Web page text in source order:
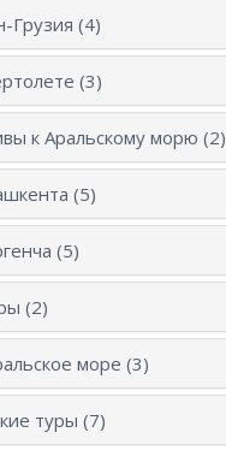
Грузия (4)
(3)
к Аральскому морю (2)
(5)
(5)
(2)
море (3)
туры (7)